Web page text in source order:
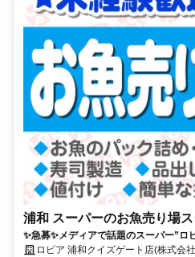
浦和 スーパーのお魚売り場
✨急募✨メディアで話題のスーパー”ロ
生・主婦パート活躍中！土日祝は時給
ロピア 浦和クイズゲート店(株式会